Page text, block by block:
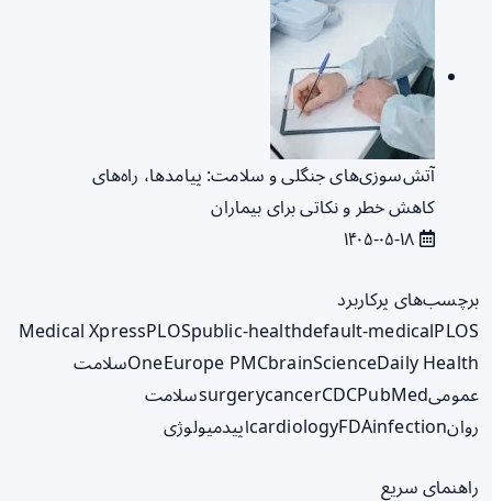
آتش‌سوزی‌های جنگلی و سلامت: پیامدها، راه‌های
کاهش خطر و نکاتی برای بیماران
برچسب‌های پرکاربرد
Medical XpressPLOSpublic-healthdefault-medicalPLOS
OneEurope PMCbrainScienceDaily Health
سلامت
عمومی
surgerycancerCDCPubMed
سلامت
روان
cardiologyFDAinfection اپیدمیولوژی
راهنمای سریع